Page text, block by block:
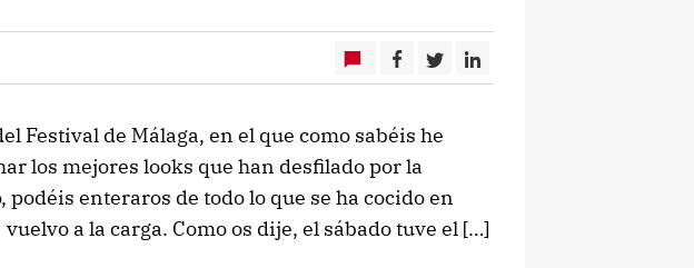
Festival de Málaga, en el que como sabéis he
los mejores looks que han desfilado por la
enteraros de todo lo que se ha cocido en
a la carga. Como os dije, el sábado tuve el […]